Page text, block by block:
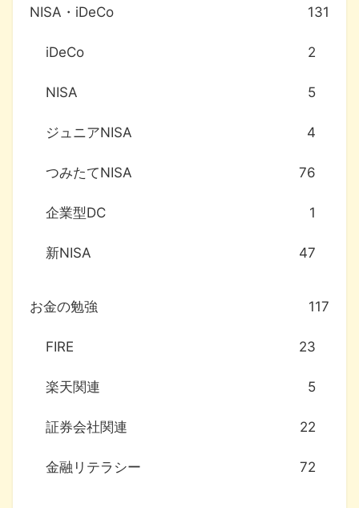
NISA・iDeCo 131
iDeCo 2
NISA 5
ジュニアNISA 4
つみたてNISA 76
企業型DC 1
新NISA 47
お金の勉強 117
FIRE 23
楽天関連 5
証券会社関連 22
金融リテラシー 72